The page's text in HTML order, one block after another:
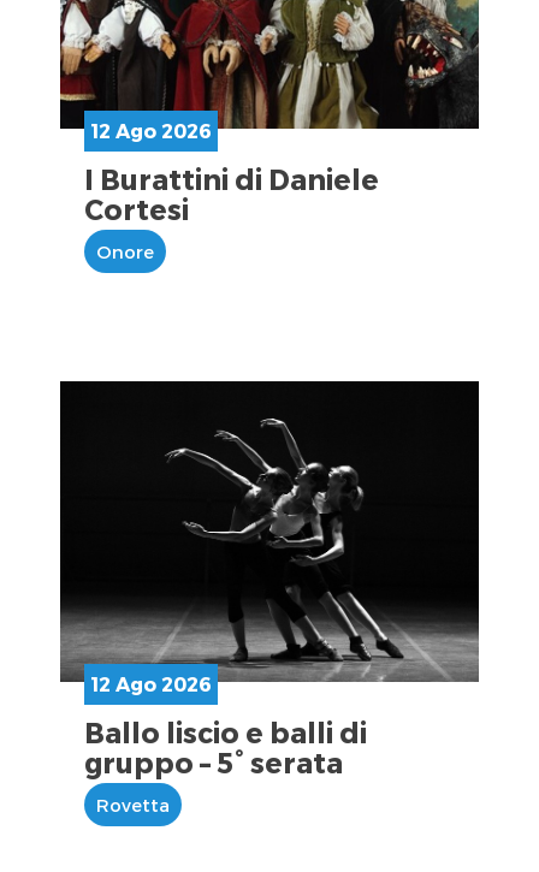
12 Ago 2026
I Burattini di Daniele
Cortesi
Onore
12 Ago 2026
Ballo liscio e balli di
gruppo – 5° serata
Rovetta